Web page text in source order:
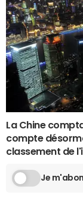
La Chine
compte
classement de
Je